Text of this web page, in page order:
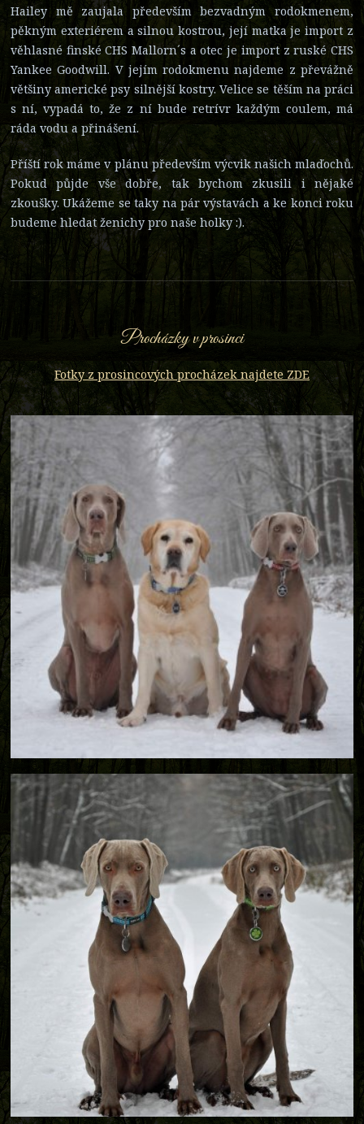
Hailey mě zaujala především bezvadným rodokmenem,
pěkným exteriérem a silnou kostrou, její matka je import z
věhlasné finské CHS Mallorn´s a otec je import z ruské CHS
Yankee Goodwill. V jejím rodokmenu najdeme z převážně
většiny americké psy silnější kostry. Velice se těším na práci
s ní, vypadá to, že z ní bude retrívr každým coulem, má
ráda vodu a přinášení.
Příští rok máme v plánu především výcvik našich mlaďochů.
Pokud půjde vše dobře, tak bychom zkusili i nějaké
zkoušky. Ukážeme se taky na pár výstavách a ke konci roku
budeme hledat ženichy pro naše holky :).
Procházky v prosinci
Fotky z prosincových procházek najdete ZDE